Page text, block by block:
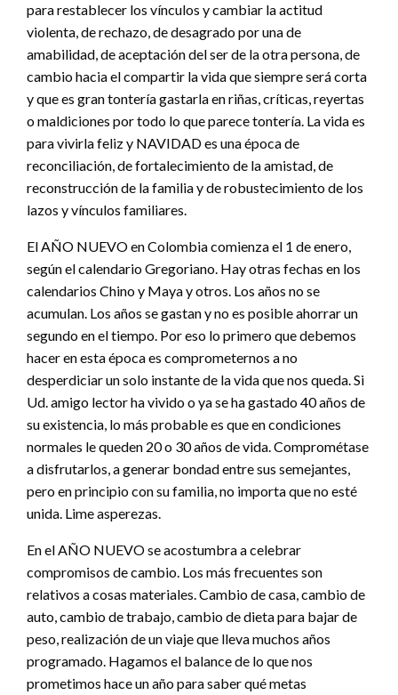
para restablecer los vínculos y cambiar la actitud
violenta, de rechazo, de desagrado por una de
amabilidad, de aceptación del ser de la otra persona, de
cambio hacia el compartir la vida que siempre será corta
y que es gran tontería gastarla en riñas, críticas, reyertas
o maldiciones por todo lo que parece tontería. La vida es
para vivirla feliz y NAVIDAD es una época de
reconciliación, de fortalecimiento de la amistad, de
reconstrucción de la familia y de robustecimiento de los
lazos y vínculos familiares.
El AÑO NUEVO en Colombia comienza el 1 de enero,
según el calendario Gregoriano. Hay otras fechas en los
calendarios Chino y Maya y otros. Los años no se
acumulan. Los años se gastan y no es posible ahorrar un
segundo en el tiempo. Por eso lo primero que debemos
hacer en esta época es comprometernos a no
desperdiciar un solo instante de la vida que nos queda. Si
Ud. amigo lector ha vivido o ya se ha gastado 40 años de
su existencia, lo más probable es que en condiciones
normales le queden 20 o 30 años de vida. Comprométase
a disfrutarlos, a generar bondad entre sus semejantes,
pero en principio con su familia, no importa que no esté
unida. Lime asperezas.
En el AÑO NUEVO se acostumbra a celebrar
compromisos de cambio. Los más frecuentes son
relativos a cosas materiales. Cambio de casa, cambio de
auto, cambio de trabajo, cambio de dieta para bajar de
peso, realización de un viaje que lleva muchos años
programado. Hagamos el balance de lo que nos
prometimos hace un año para saber qué metas